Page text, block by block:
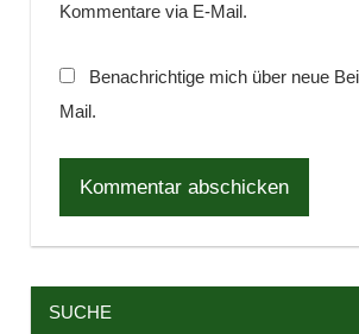
Kommentare via E-Mail.
Benachrichtige mich über neue
Mail.
SUCHE